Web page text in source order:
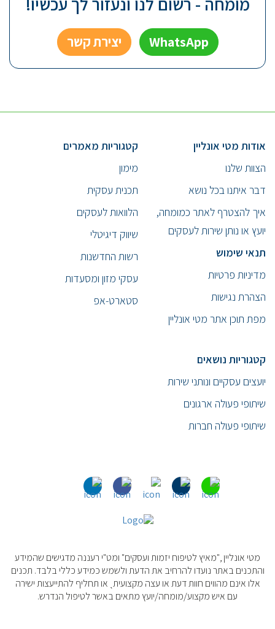
WhatsApp יצירת קשר
אודות מטי אונליין
הצוות שלנו
דבר איתנו בכל נושא
איך להצטרף לאתר כמומחה,
יועץ או נותן שירות לעסקים
תנאי שימוש
מדיניות פרטיות
הצהרת נגישות
מפת תוכן אתר מטי אונליין
קטגוריות מאמרים
מימון
תכנית עסקית
הלוואות לעסקים
שיווק דיגיטלי
רשות החדשנות
עסקי מזון ומסעדות
סטארט-אפ
קטגוריות נושאים
יועצים עסקיים ונותני שירות
שיתופי פעולה ארגונים
שיתופי פעולה חברות
מטי אונליין ,"מאיץ לטיפוח יזמות ועסקים" ומט"י רעננה מדגישים שהמידע
והתכנים באתר נועדו להרחיב את הדעת ולשמש כמידע כללי בלבד. תכנים
אלו אינם מהווים חוות דעת או עצה מקצועיתˎ או תחליף להתייעצות ישירה
עם איש מקצוע/מומחה/יועץ מתאים באשר לטיפול הנדרש.